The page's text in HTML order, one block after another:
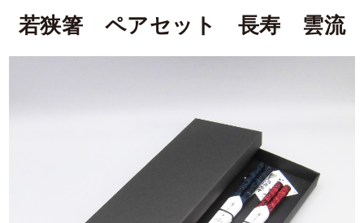
若狭箸 ペアセット 長寿 雲流